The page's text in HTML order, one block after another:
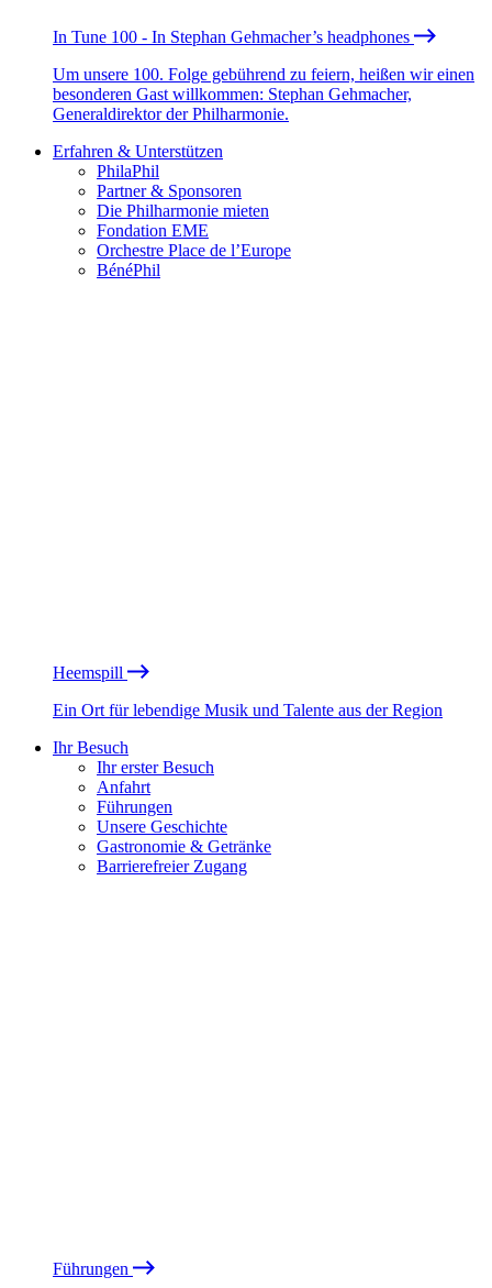
In Tune 100 - In Stephan Gehmacher’s headphones
Um unsere 100. Folge gebührend zu feiern, heißen wir einen
besonderen Gast willkommen: Stephan Gehmacher,
Generaldirektor der Philharmonie.
Erfahren & Unterstützen
PhilaPhil
Partner & Sponsoren
Die Philharmonie mieten
Fondation EME
Orchestre Place de l’Europe
BénéPhil
Heemspill
Ein Ort für lebendige Musik und Talente aus der Region
Ihr Besuch
Ihr erster Besuch
Anfahrt
Führungen
Unsere Geschichte
Gastronomie & Getränke
Barrierefreier Zugang
Führungen